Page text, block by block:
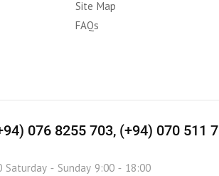
Site Map
FAQs
076 8255 703, (+94) 070 511 7
Saturday - Sunday 9:00 - 18:00